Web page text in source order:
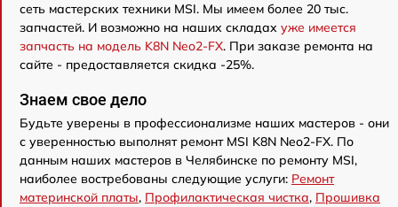
сеть мастерских техники MSI. Мы имеем более 20 тыс.
запчастей. И возможно на наших складах уже имеется
запчасть на модель K8N Neo2-FX. При заказе ремонта на
сайте - предоставляется скидка -25%.
Знаем свое дело
Будьте уверены в профессионализме наших мастеров - они
с уверенностью выполнят ремонт MSI K8N Neo2-FX. По
данным наших мастеров в Челябинске по ремонту MSI,
наиболее востребованы следующие услуги: Ремонт
материнской платы, Профилактическая чистка, Прошивка